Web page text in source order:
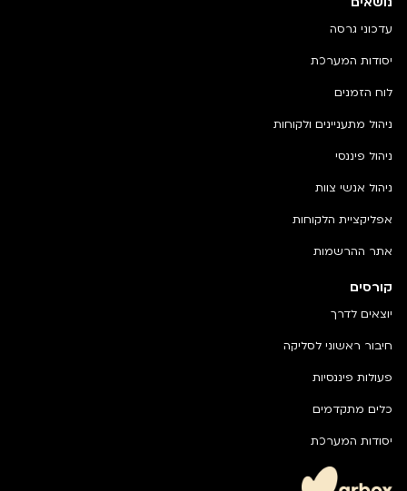
קורסים
יוצאים לדרך
חיבור ראשוני לסליקה
פעולות פיננסיות
כלים מתקדמים
יסודות המערכת
עדכוני גרסה
יסודות המערכת
לוח הזמנים
ניהול מתעניינים ולקוחות
ניהול פיננסי
ניהול אנשי צוות
אפליקציית הלקוחות
אתר ההרשמות